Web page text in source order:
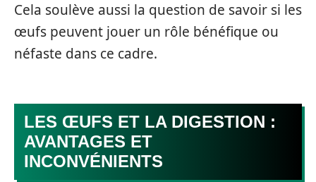
Cela soulève aussi la question de savoir si les
œufs peuvent jouer un rôle bénéfique ou
néfaste dans ce cadre.
LES ŒUFS ET LA DIGESTION :
AVANTAGES ET
INCONVÉNIENTS